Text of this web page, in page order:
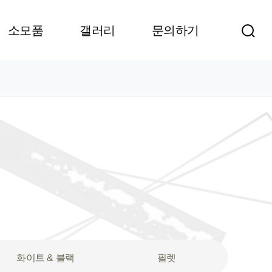
소모품 갤러리 문의하기
화이트 & 블랙 필렛